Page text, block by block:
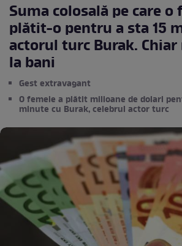
Suma colosală pe care o
plătit-o pentru a sta 15
actorul turc Burak.
la bani
Gest extravagant
O femeie a plătit milioane de dolari
minute cu Burak, celebrul actor turc